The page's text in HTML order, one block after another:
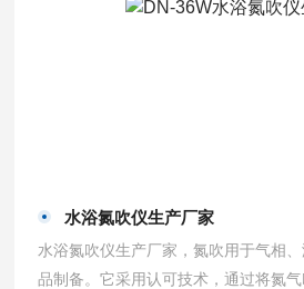
水浴氮吹仪生产厂家
水浴氮吹仪生产厂家，氮吹用于气相
品制备。它采用认可技术，通过将氮气